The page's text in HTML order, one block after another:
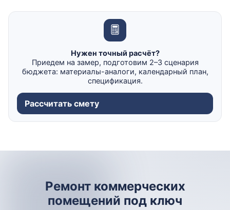
Нужен точный расчёт?
Приедем на замер, подготовим 2–3 сценария
бюджета: материалы-аналоги, календарный план,
спецификация.
Рассчитать смету
Ремонт коммерческих
помещений под ключ